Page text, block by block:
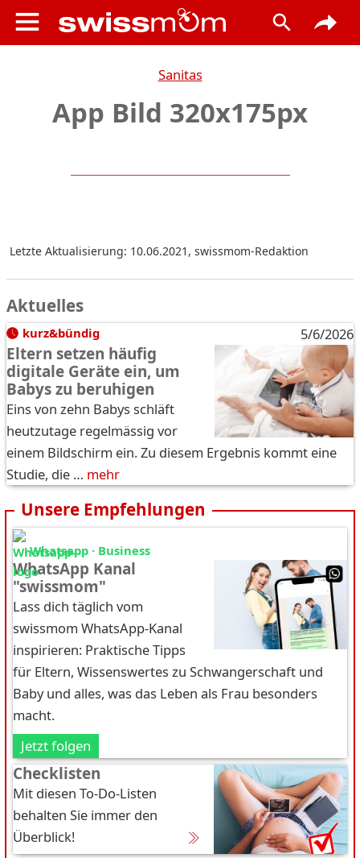
Sanitas
App Bild 320x175px
Letzte Aktualisierung: 10.06.2021 , swissmom-Redaktion
Aktuelles
kurz&bündig 5/6/2026
Eltern setzen häufig
digitale Geräte ein, um
Babys zu beruhigen
Eins von zehn Babys schläft
heutzutage regelmässig vor
einem Bildschirm ein. Zu diesem Ergebnis kommt eine
Studie, die … mehr
Unsere Empfehlungen
Whatsapp · Business
WhatsApp Kanal
"swissmom"
Lass dich täglich vom
swissmom WhatsApp-Kanal
inspirieren: Praktische Tipps
für Eltern, Wissenswertes zu Schwangerschaft und
Baby und alles, was das Leben als Frau besonders
macht.
Jetzt folgen
Checklisten
Mit diesen To-Do-Listen
behalten Sie immer den
Überblick!